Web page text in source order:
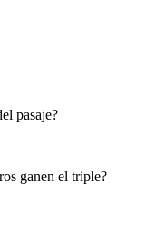
pasaje?
ganen el triple?